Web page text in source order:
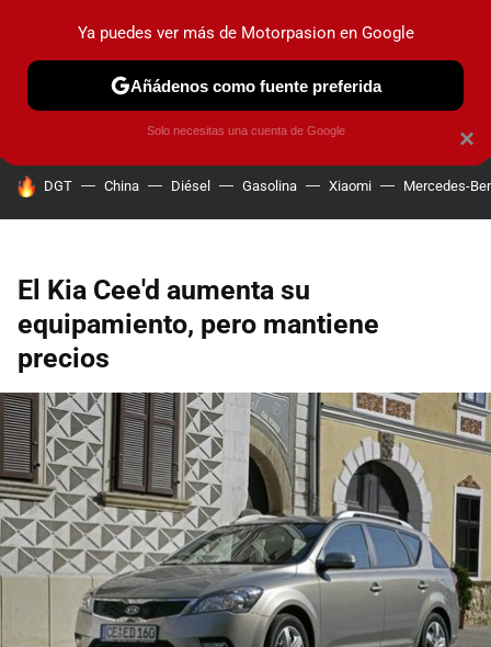
PRUEBAS COCHES ELÉCTRICOS OBSERVATORIO
HOY SE HABLA DE
DGT China Diésel Gasolina Xiaomi Mercedes-
El Kia Cee'd aumenta su
equipamiento, pero mantiene
precios
×
Ya puedes ver más de Motorpasion en Google
Añádenos como fuente preferida
Solo necesitas una cuenta de Google